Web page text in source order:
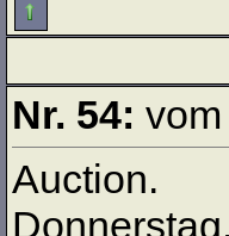
Nr. 54:
Auction.